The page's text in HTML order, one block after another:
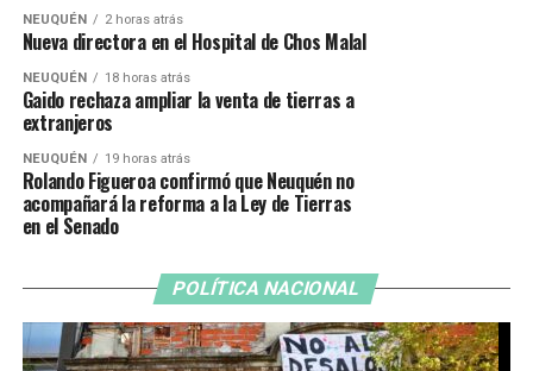
NEUQUÉN 2 horas atrás
Nueva directora en el Hospital de Chos Malal
NEUQUÉN 18 horas atrás
Gaido rechaza ampliar la venta de tierras a
extranjeros
NEUQUÉN 19 horas atrás
Rolando Figueroa confirmó que Neuquén no
acompañará la reforma a la Ley de Tierras
en el Senado
POLÍTICA NACIONAL